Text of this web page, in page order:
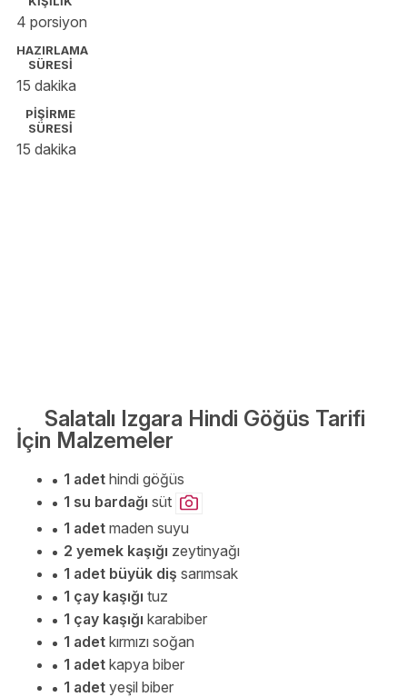
4 porsiyon
HAZIRLAMA
SÜRESİ
15 dakika
PİŞİRME
SÜRESİ
15 dakika
Salatalı Izgara Hindi Göğüs Tarifi
İçin Malzemeler
1 adet hindi göğüs
1 su bardağı süt
1 adet maden suyu
2 yemek kaşığı zeytinyağı
1 adet büyük diş sarımsak
1 çay kaşığı tuz
1 çay kaşığı karabiber
1 adet kırmızı soğan
1 adet kapya biber
1 adet yeşil biber